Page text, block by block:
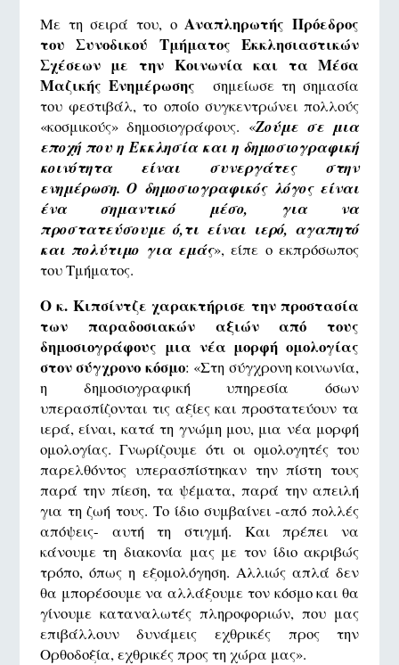
Με τη σειρά του, οΑναπληρωτής Πρόεδρος
του Συνοδικού Τμήματος Εκκλησιαστικών
Σχέσεων με την Κοινωνία και τα Μέσα
Μαζικής Ενημέρωσηςσημείωσε τη σημασία
του φεστιβάλ, το οποίο συγκεντρώνει πολλούς
«κοσμικούς» δημοσιογράφους. «Ζούμε σε μια
εποχή που η Εκκλησία και η δημοσιογραφική
κοινότητα είναι συνεργάτες στην
ενημέρωση. Ο δημοσιογραφικός λόγος είναι
ένα σημαντικό μέσο, για να
προστατεύσουμε ό,τι είναι ιερό, αγαπητό
και πολύτιμο για εμάς», είπε ο εκπρόσωπος
του Τμήματος.
Ο κ. Κιπσίντζε χαρακτήρισε την προστασία
των παραδοσιακών αξιών από τους
δημοσιογράφους μια νέα μορφή ομολογίας
στον σύγχρονο κόσμο: «Στη σύγχρονη κοινωνία,
η δημοσιογραφική υπηρεσία όσων
υπερασπίζονται τις αξίες και προστατεύουν τα
ιερά, είναι, κατά τη γνώμη μου, μια νέα μορφή
ομολογίας. Γνωρίζουμε ότι οι ομολογητές του
παρελθόντος υπερασπίστηκαν την πίστη τους
παρά την πίεση, τα ψέματα, παρά την απειλή
για τη ζωή τους. Το ίδιο συμβαίνει -από πολλές
απόψεις- αυτή τη στιγμή. Και πρέπει να
κάνουμε τη διακονία μας με τον ίδιο ακριβώς
τρόπο, όπως η εξομολόγηση. Αλλιώς απλά δεν
θα μπορέσουμε να αλλάξουμε τον κόσμο και θα
γίνουμε καταναλωτές πληροφοριών, που μας
επιβάλλουν δυνάμεις εχθρικές προς την
Ορθοδοξία, εχθρικές προς τη χώρα μας».